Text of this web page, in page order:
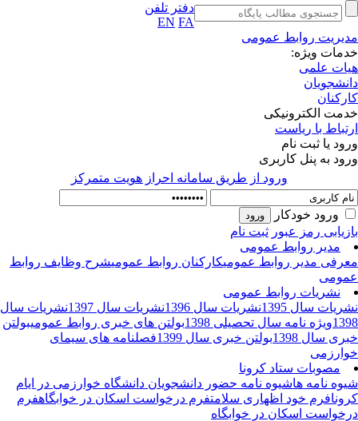
دفتر تلفن
EN FA
روابط عمومی
ویژه:
علمی
الکترونیکی
با ریاست
یا ثبت نام
به پنل کاربری
ورود از طريق سامانه احراز هويت متمركز
ورود خودکار
رمز عبور ثبت نام
مدیر روابط عمومی
مدیر روابط عمومیکارکنان روابط عمومیشرح وظایف روابط
نشریات روابط عمومی
سال 1395
نشریات سال 1396 نشریات سال 1397
نشریات سال
ویژه نامه سال تحصیلی 1398 بولتن های خبری روابط عمومیبولتن
سال 1398
بولتن خبری سال 1399
فصلنامه های سیمای
مصوبات ستاد کرونا
نامه هاشیوه نامه حضور دانشجویان دانشگاه خوارزمی در ایام
فرم خود اظهاری سلامتفرم درخواست اسکان در خوابگاهفرم
اسکان در خوابگاه